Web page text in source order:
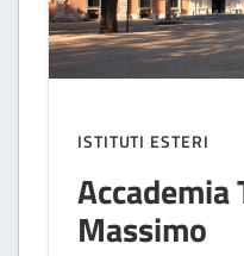
ISTITUTI ESTERI
Accademia
Massimo